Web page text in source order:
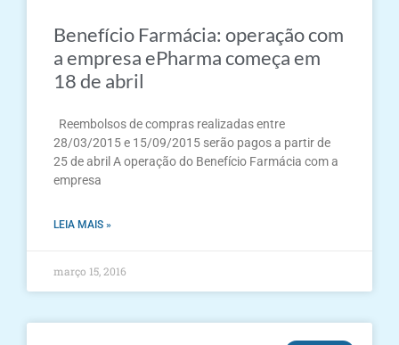
Benefício Farmácia: operação com
a empresa ePharma começa em
18 de abril
Reembolsos de compras realizadas entre
28/03/2015 e 15/09/2015 serão pagos a partir de
25 de abril A operação do Benefício Farmácia com a
empresa
LEIA MAIS »
março 15, 2016